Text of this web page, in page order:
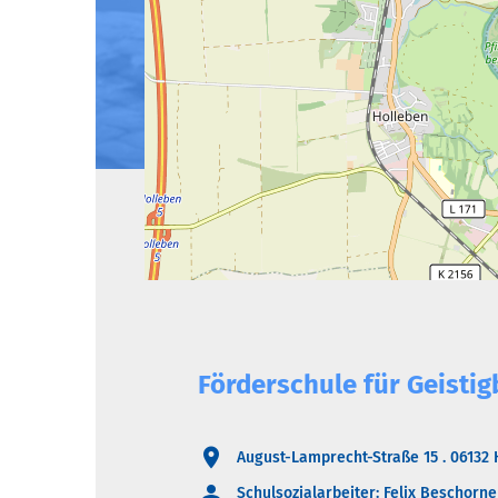
Förderschule für
August-Lamprecht-Straße 15 . 06132
Schulsozialarbeiter: Felix